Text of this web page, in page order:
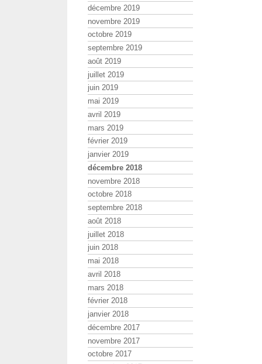
décembre 2019
novembre 2019
octobre 2019
septembre 2019
août 2019
juillet 2019
juin 2019
mai 2019
avril 2019
mars 2019
février 2019
janvier 2019
décembre 2018
novembre 2018
octobre 2018
septembre 2018
août 2018
juillet 2018
juin 2018
mai 2018
avril 2018
mars 2018
février 2018
janvier 2018
décembre 2017
novembre 2017
octobre 2017